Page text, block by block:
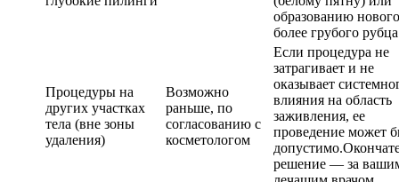
образованию
более грубого
Процедуры на
других участках
тела (вне зоны
удаления)
Возможно
раньше, по
согласованию с
косметологом
Если процедура не
затрагивает и не
оказывает
влияния на область
заживления, ее
проведение может
решение — за